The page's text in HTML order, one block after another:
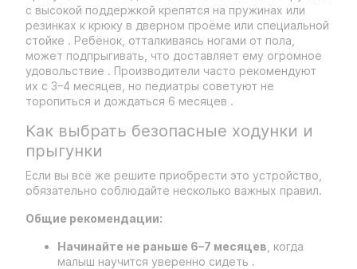
с высокой поддержкой крепятся на пружинах или
резинках к крюку в дверном проёме или специальной
стойке . Ребёнок, отталкиваясь ногами от пола,
может подпрыгивать, что доставляет ему огромное
удовольствие . Производители часто рекомендуют
их с 3–4 месяцев, но педиатры советуют не
торопиться и дождаться 6 месяцев .
Как выбрать безопасные ходунки и
прыгунки
Если вы всё же решите приобрести это устройство,
обязательно соблюдайте несколько важных правил.
Общие рекомендации:
Начинайте не раньше 6–7 месяцев , когда
малыш научится уверенно сидеть .